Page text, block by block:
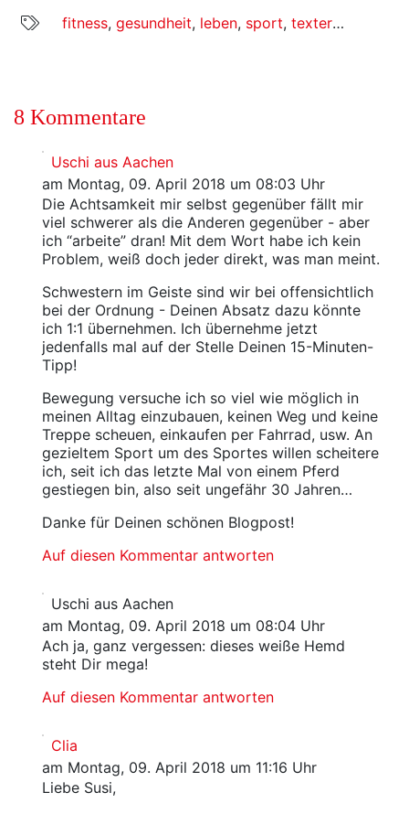
fitness, gesundheit, leben, sport, texterella wird fit
8 Kommentare
Uschi aus Aachen
am Montag, 09. April 2018 um 08:03 Uhr
Die Achtsamkeit mir selbst gegenüber fällt mir
viel schwerer als die Anderen gegenüber - aber
ich “arbeite” dran! Mit dem Wort habe ich kein
Problem, weiß doch jeder direkt, was man meint.
Schwestern im Geiste sind wir bei offensichtlich
bei der Ordnung - Deinen Absatz dazu könnte
ich 1:1 übernehmen. Ich übernehme jetzt
jedenfalls mal auf der Stelle Deinen 15-Minuten-
Tipp!
Bewegung versuche ich so viel wie möglich in
meinen Alltag einzubauen, keinen Weg und keine
Treppe scheuen, einkaufen per Fahrrad, usw. An
gezieltem Sport um des Sportes willen scheitere
ich, seit ich das letzte Mal von einem Pferd
gestiegen bin, also seit ungefähr 30 Jahren…
Danke für Deinen schönen Blogpost!
Auf diesen Kommentar antworten
Uschi aus Aachen
am Montag, 09. April 2018 um 08:04 Uhr
Ach ja, ganz vergessen: dieses weiße Hemd
steht Dir mega!
Auf diesen Kommentar antworten
Clia
am Montag, 09. April 2018 um 11:16 Uhr
Liebe Susi,